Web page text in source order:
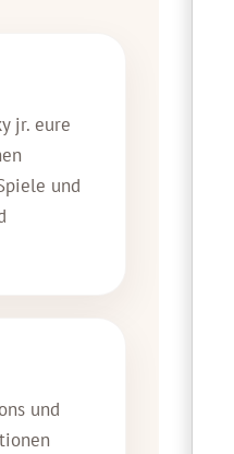
jr. eure
und
und